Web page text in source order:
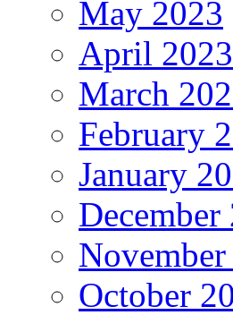
May 2023
April 2023
March
February
January
December
October